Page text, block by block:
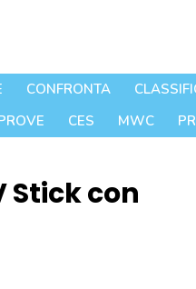
CONFRONTA
CES MWC
Stick con